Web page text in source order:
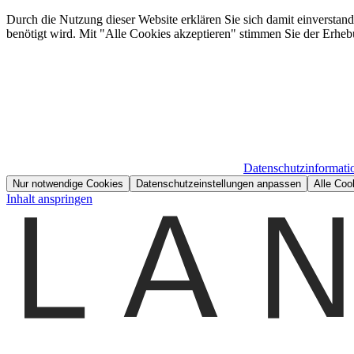
Durch die Nutzung dieser Website erklären Sie sich damit
benötigt wird. Mit "Alle Cookies akzeptieren" stimmen Sie der
Nur notwendige Cookies Datenschutzeinstellungen anpassen Alle
Inhalt anspringen